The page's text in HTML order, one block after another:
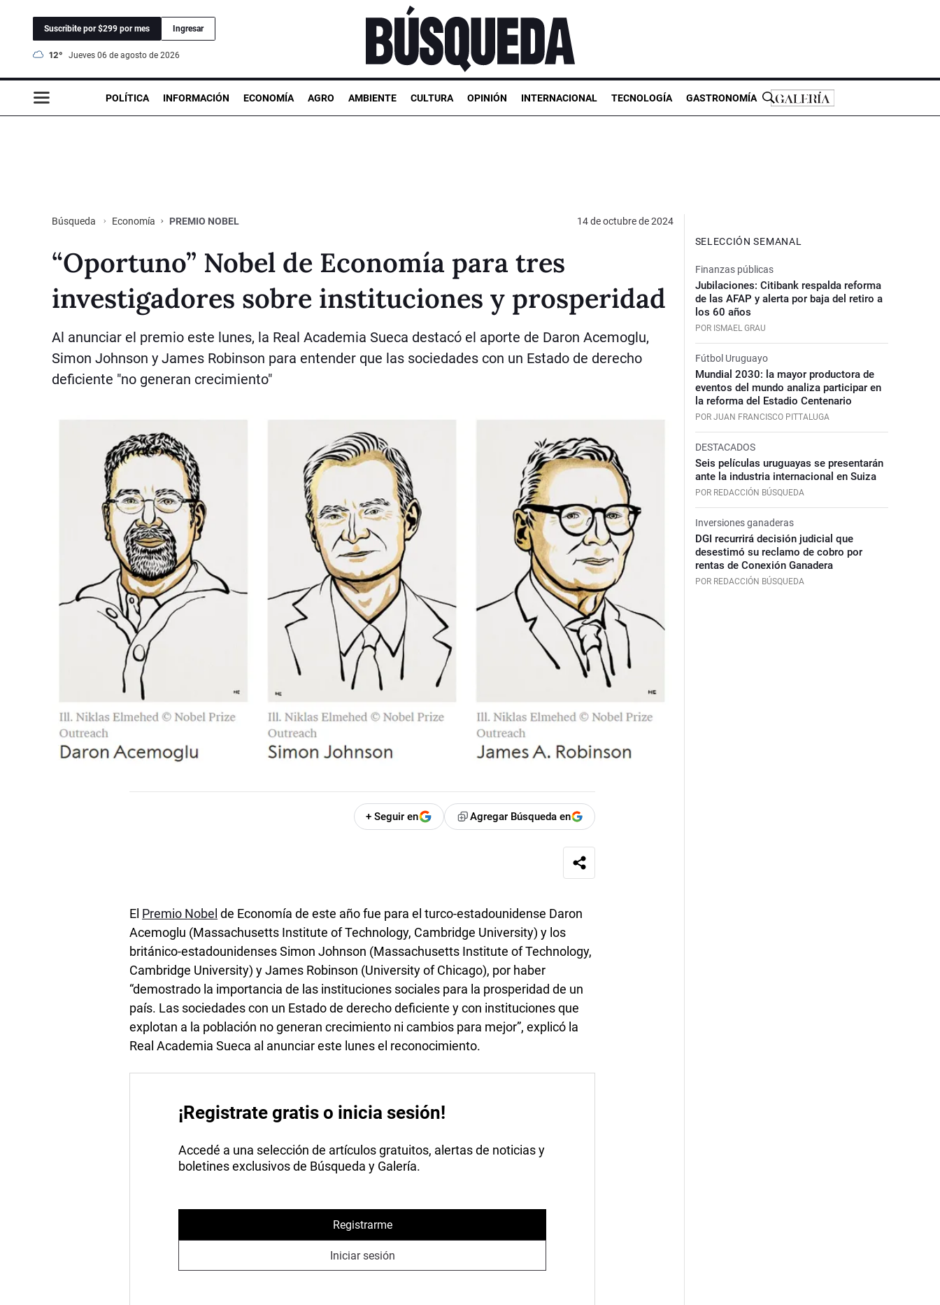
Suscribite por $299 por mes Ingresar
12° jueves 06 de agosto de 2026
POLÍTICA INFORMACIÓN ECONOMÍA AGRO AMBIENTE CULTURA OPINIÓN INTERNACIONAL TECNOLOGÍA GASTRONOMÍA
Búsqueda Economía PREMIO NOBEL 14 de octubre de 2024
“Oportuno” Nobel de Economía para tres
investigadores sobre instituciones y prosperidad
Al anunciar el premio este lunes, la Real Academia Sueca destacó el aporte de Daron Acemoglu,
Simon Johnson y James Robinson para entender que las sociedades con un Estado de derecho
deficiente "no generan crecimiento"
+ Seguir en Agregar Búsqueda en
El Premio Nobel de Economía de este año fue para el turco-estadounidense Daron
Acemoglu (Massachusetts Institute of Technology, Cambridge University) y los
británico-estadounidenses Simon Johnson (Massachusetts Institute of Technology,
Cambridge University) y James Robinson (University of Chicago), por haber
“demostrado la importancia de las instituciones sociales para la prosperidad de un
país. Las sociedades con un Estado de derecho deficiente y con instituciones que
explotan a la población no generan crecimiento ni cambios para mejor”, explicó la
Real Academia Sueca al anunciar este lunes el reconocimiento.
¡Registrate gratis o inicia sesión!
Accedé a una selección de artículos gratuitos, alertas de noticias y
boletines exclusivos de Búsqueda y Galería.
Registrarme
Iniciar sesión
SELECCIÓN SEMANAL
Finanzas públicas
Jubilaciones: Citibank respalda reforma
de las AFAP y alerta por baja del retiro a
los 60 años
POR ISMAEL GRAU
Fútbol Uruguayo
Mundial 2030: la mayor productora de
eventos del mundo analiza participar en
la reforma del Estadio Centenario
POR JUAN FRANCISCO PITTALUGA
DESTACADOS
Seis películas uruguayas se presentarán
ante la industria internacional en Suiza
POR REDACCIÓN BÚSQUEDA
Inversiones ganaderas
DGI recurrirá decisión judicial que
desestimó su reclamo de cobro por
rentas de Conexión Ganadera
POR REDACCIÓN BÚSQUEDA